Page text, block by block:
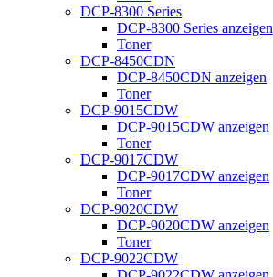
DCP-8300 Series
DCP-8300 Series anzeigen
Toner
DCP-8450CDN
DCP-8450CDN anzeigen
Toner
DCP-9015CDW
DCP-9015CDW anzeigen
Toner
DCP-9017CDW
DCP-9017CDW anzeigen
Toner
DCP-9020CDW
DCP-9020CDW anzeigen
Toner
DCP-9022CDW